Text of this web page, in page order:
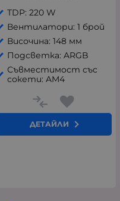
TDP: 220 W
Вентилатори: 1 брой
Височина: 148 мм
Подсветка: ARGB
Съвместимост със
сокети: AM4
ДЕТАЙЛИ